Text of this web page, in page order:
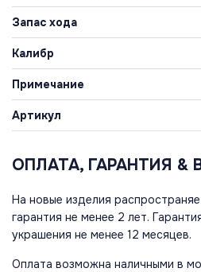
Запас хода
Калибр
Примечание
Артикул
ОПЛАТА, ГАРАНТИЯ &
На новые изделия
гарантия не менее 2 лет.
украшения не менее 12 месяцев.
Оплата возможна наличными в